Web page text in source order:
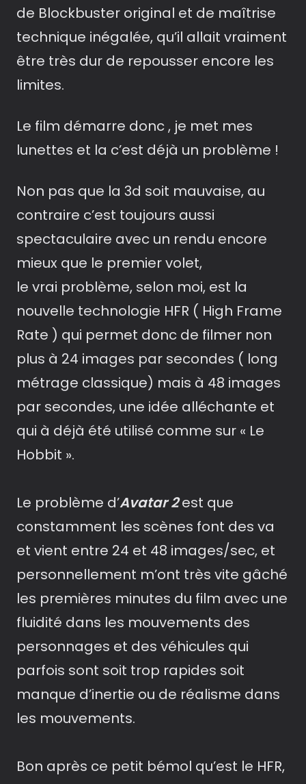
de Blockbuster original et de maîtrise
technique inégalée, qu’il allait vraiment
être très dur de repousser encore les
limites.
Le film démarre donc , je met mes
lunettes et la c’est déjà un problème !
Non pas que la 3d soit mauvaise, au
contraire c’est toujours aussi
spectaculaire avec un rendu encore
mieux que le premier volet,
le vrai problème, selon moi, est la
nouvelle technologie HFR ( High Frame
Rate ) qui permet donc de filmer non
plus à 24 images par secondes ( long
métrage classique) mais à 48 images
par secondes, une idée alléchante et
qui à déjà été utilisé comme sur « Le
Hobbit ».
Le problème d’Avatar 2est que
constamment les scènes font des va
et vient entre 24 et 48 images/sec, et
personnellement m’ont très vite gâché
les premières minutes du film avec une
fluidité dans les mouvements des
personnages et des véhicules qui
parfois sont soit trop rapides soit
manque d’inertie ou de réalisme dans
les mouvements.
Bon après ce petit bémol qu’est le HFR,